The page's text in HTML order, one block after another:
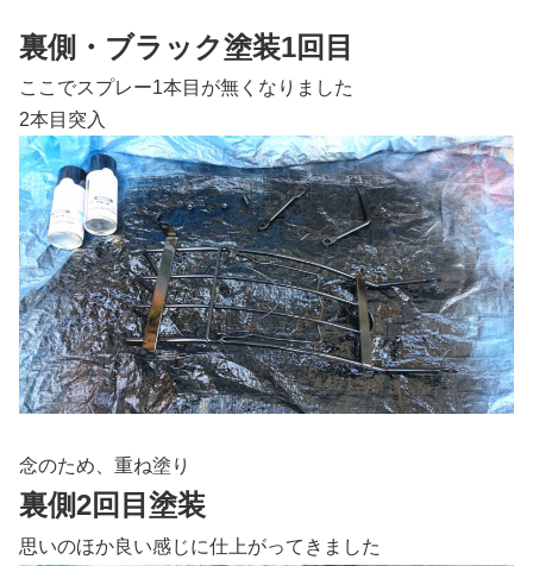
裏側・ブラック塗装1回目
ここでスプレー1本目が無くなりました
2本目突入
念のため、重ね塗り
裏側2回目塗装
思いのほか良い感じに仕上がってきました